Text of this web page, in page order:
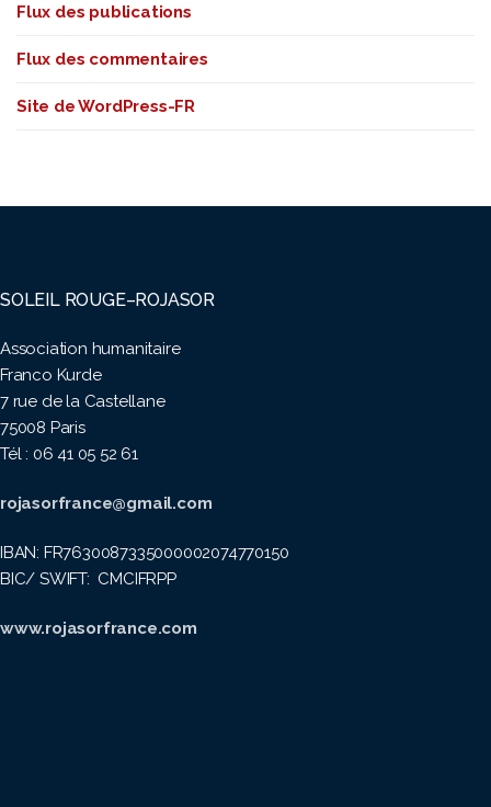
Flux des publications
Flux des commentaires
Site de WordPress-FR
SOLEIL ROUGE–ROJASOR
Association humanitaire
Franco Kurde
7 rue de la Castellane
75008 Paris
Tél : 06 41 05 52 61
rojasorfrance@gmail.com
IBAN: FR7630087335000002074770150
BIC/ SWIFT: CMCIFRPP
www.rojasorfrance.com